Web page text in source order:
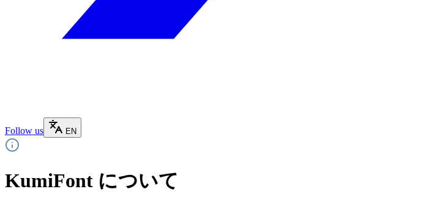
Follow us EN
KumiFont について